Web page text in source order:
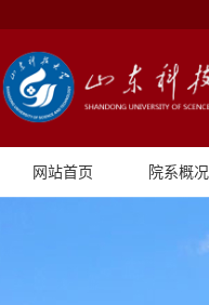
网站首页 院系概况